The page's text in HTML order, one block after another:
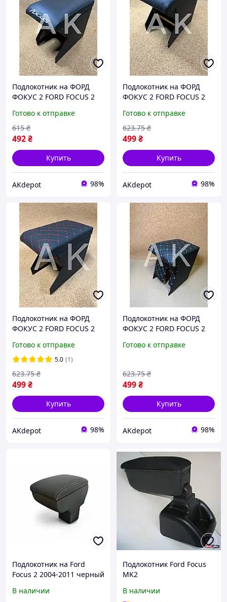
Подлокотник на ФОРД
ФОКУС 2 FORD FOCUS 2
ТЮНИНГ
Готово к отправке
492₴
615 ₴
Купить
AKdepot 98%
Подлокотник на ФОРД
ФОКУС 2 FORD FOCUS 2
строчкой ТЮНИНГ
Готово к отправке
499₴
623.75 ₴
Купить
AKdepot 98%
Подлокотник на ФОРД
ФОКУС 2 FORD FOCUS 2
строчкой ТЮНИНГ
Готово к отправке
5.0 (1)
499₴
623.75 ₴
Купить
AKdepot 98%
Подлокотник на ФОРД
ФОКУС 2 FORD FOCUS 2
строчкой ТЮНИНГ
Готово к отправке
499₴
623.75 ₴
Купить
AKdepot 98%
Подлокотник на Ford
Focus 2 2004-2011 черный
В наличии
Подлокотник Ford Focus
MK2
В наличии